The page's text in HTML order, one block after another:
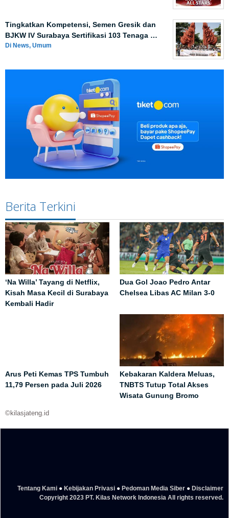
Tingkatkan Kompetensi, Semen Gresik dan
BJKW IV Surabaya Sertifikasi 103 Tenaga …
Di News, Umum
Berita Terkini
‘Na Willa’ Tayang di Netflix,
Kisah Masa Kecil di Surabaya
Kembali Hadir
Dua Gol Joao Pedro Antar
Chelsea Libas AC Milan 3-0
Arus Peti Kemas TPS Tumbuh
11,79 Persen pada Juli 2026
Kebakaran Kaldera Meluas,
TNBTS Tutup Total Akses
Wisata Gunung Bromo
©kilasjateng.id
Tentang Kami ● Kebijakan Privasi ● Pedoman Media Siber ● Disclaimer
Copyright 2023 PT. Kilas Network Indonesia All rights reserved.